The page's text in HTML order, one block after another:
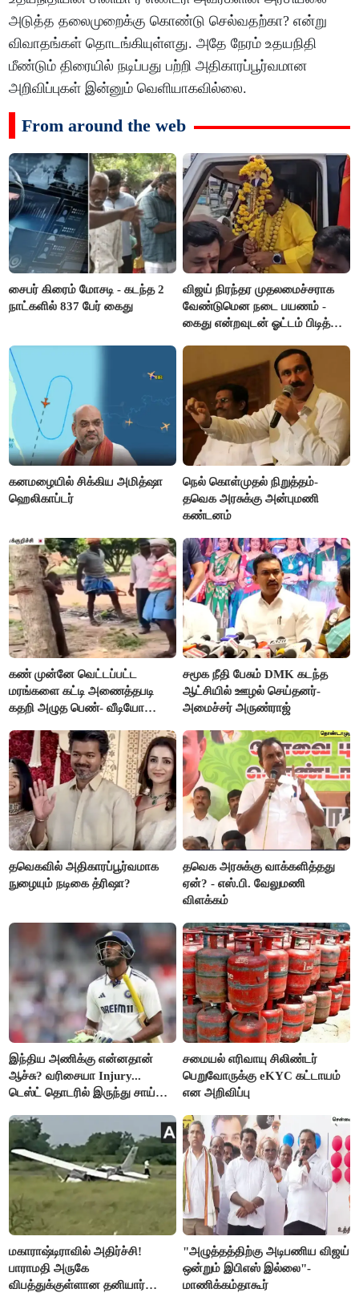
அடுத்த தலைமுறைக்கு கொண்டு செல்வதற்கா? என்று
விவாதங்கள் தொடங்கியுள்ளது. அதே நேரம் உதயநிதி
மீண்டும் திரையில் நடிப்பது பற்றி அதிகாரப்பூர்வமான
அறிவிப்புகள் இன்னும் வெளியாகவில்லை.
From around the web
சைபர் கிரைம் மோசடி - கடந்த 2
நாட்களில் 837 பேர் கைது
விஜய் நிரந்தர முதலமைச்சராக
வேண்டுமென நடை பயணம் -
கைது என்றவுடன் ஓட்டம் பிடித்த
கனமழையில் சிக்கிய அமித்ஷா
ஹெலிகாப்டர்
நெல் கொள்முதல் நிறுத்தம்-
தவெக அரசுக்கு அன்புமணி
கண்டனம்
கண் முன்னே வெட்டப்பட்ட
மரங்களை கட்டி அணைத்தபடி
கதறி அழுத பெண்- வீடியோ
சமூக நீதி பேசும் DMK கடந்த
ஆட்சியில் ஊழல் செய்தனர்-
அமைச்சர் அருண்ராஜ்
தவெகவில் அதிகாரப்பூர்வமாக
நுழையும் நடிகை த்ரிஷா?
தவெக அரசுக்கு வாக்களித்தது
ஏன்? - எஸ்.பி. வேலுமணி
விளக்கம்
இந்திய அணிக்கு என்னதான்
ஆச்சு? வரிசையா Injury...
டெஸ்ட் தொடரில் இருந்து சாய்
சமையல் எரிவாயு சிலிண்டர்
பெறுவோருக்கு eKYC கட்டாயம்
என அறிவிப்பு
மகாராஷ்டிராவில் அதிர்ச்சி!
பாராமதி அருகே
விபத்துக்குள்ளான தனியார்
"அழுத்தத்திற்கு அடிபணிய விஜய்
ஒன்றும் இபிஎஸ் இல்லை"-
மாணிக்கம்தாகூர்